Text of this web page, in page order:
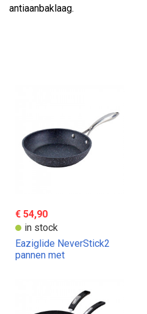
antiaanbaklaag.
€ 54,90
in stock
Eaziglide NeverStick2
pannen met